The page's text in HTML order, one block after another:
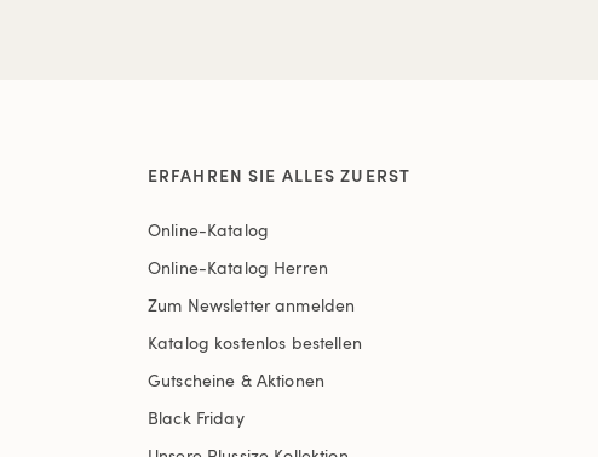
ERFAHREN SIE ALLES ZUERST
Online-Katalog
Online-Katalog Herren
Zum Newsletter anmelden
Katalog kostenlos bestellen
Gutscheine & Aktionen
Black Friday